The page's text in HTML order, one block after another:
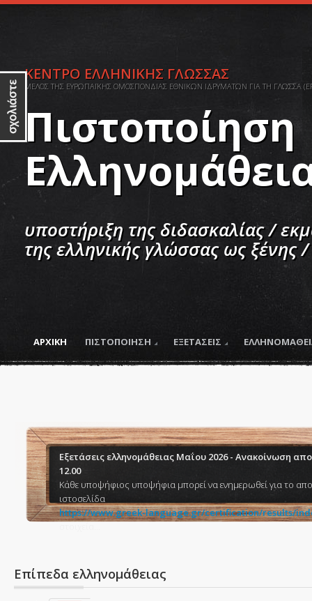
ΚΕΝΤΡΟ ΕΛΛΗΝΙΚΗΣ ΓΛΩΣΣΑΣ
ΜΕΛΟΣ ΤΗΣ ΕΥΡΩΠΑΪΚΗΣ ΟΜΟΣΠΟΝΔΙΑΣ ΕΘΝΙΚΩΝ ΙΔΡΥΜΑΤΩΝ ΓΙΑ ΤΗ ΓΛΩΣΣΑ
Πιστοποίηση
υποστήριξη της διδασκαλίας /
της ελληνικής γλώσσας ως ξένης
ΑΡΧΙΚΗ ΠΙΣΤΟΠΟΙΗΣΗ ΕΞΕΤΑΣΕΙΣ
Εξετάσεις ελληνομάθειας Μαΐου 2026 - Ανακοίνωση
12.00
Κάθε υποψήφιος υποψήφια μπορεί να ενημερωθεί για το
ιστοσελίδα
https://www.greek-language.gr/certification/results/
Επίπεδα ελληνομάθειας